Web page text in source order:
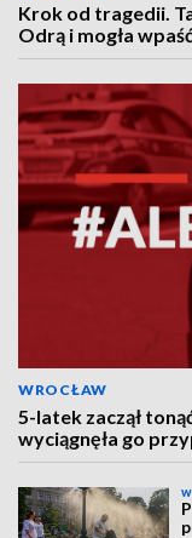
Krok od tragedii.
Odrą i mogła
WROCŁAW
5-latek zaczął
wyciągnęła go